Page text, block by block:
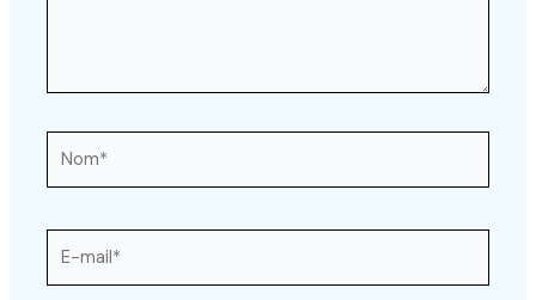
mail*